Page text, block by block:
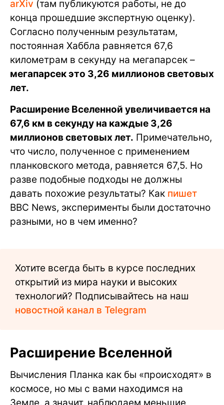
arXiv (там публикуются работы, не до
конца прошедшие экспертную оценку).
Согласно полученным результатам,
постоянная Хаббла равняется 67,6
километрам в секунду на мегапарсек –
мегапарсек это 3,26 миллионов световых
лет.
Расширение Вселенной увеличивается на
67,6 км в секунду на каждые 3,26
миллионов световых лет. Примечательно,
что число, полученное с применением
планковского метода, равняется 67,5. Но
разве подобные подходы не должны
давать похожие результаты? Как пишет
BBC News, эксперименты были достаточно
разными, но в чем именно?
Хотите всегда быть в курсе последних
открытий из мира науки и высоких
технологий? Подписывайтесь на наш
новостной канал в Telegram
Расширение Вселенной
Вычисления Планка как бы «происходят» в
космосе, но мы с вами находимся на
Земле, а значит, наблюдаем меньшие